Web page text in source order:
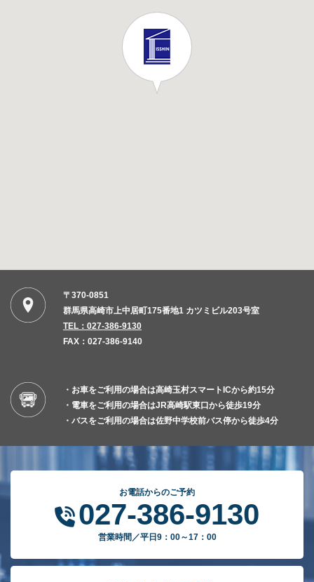
〒370-0851
群馬県高崎市上中居町175番地1 カツミビル203号室
TEL：027-386-9130
FAX：027-386-9140
・お車をご利用の場合は高崎玉村スマートICから約15分
・電車をご利用の場合はJR高崎駅東口から徒歩19分
・バスをご利用の場合は佐野中学校前バス停から徒歩4分
お電話からのご予約
027-386-9130
営業時間／平日9：00～17：00